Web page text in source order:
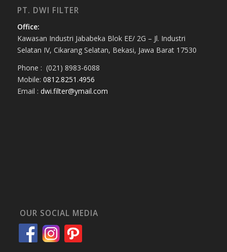
PT. DWI FILTER
Office:
Kawasan Industri Jababeka Blok EE/ 2G – Jl. Industri
Selatan IV, Cikarang Selatan, Bekasi, Jawa Barat 17530
Phone : (021) 8983-6088
Mobile: 0812.8251.4956
Email : dwi.filter@ymail.com
OUR SOCIAL MEDIA